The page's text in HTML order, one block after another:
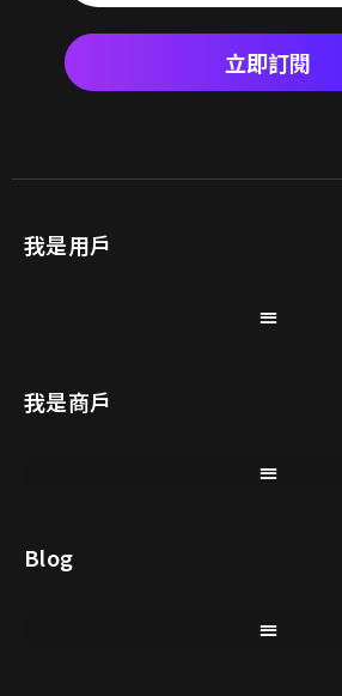
立即訂閱
我是用戶
我是商戶
Blog